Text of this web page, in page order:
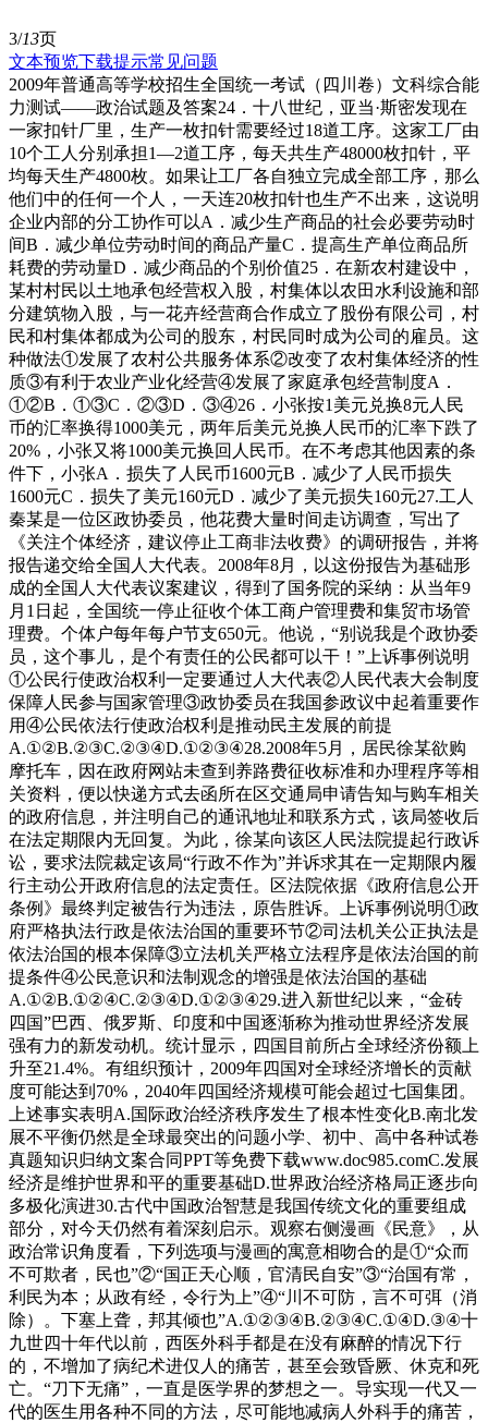
3/13页
文本预览下载提示常见问题
2009年普通高等学校招生全国统一考试（四川卷）文科综合能
力测试——政治试题及答案24．十八世纪，亚当·斯密发现在
一家扣针厂里，生产一枚扣针需要经过18道工序。这家工厂由
10个工人分别承担1—2道工序，每天共生产48000枚扣针，平
均每天生产4800枚。如果让工厂各自独立完成全部工序，那么
他们中的任何一个人，一天连20枚扣针也生产不出来，这说明
企业内部的分工协作可以A．减少生产商品的社会必要劳动时
间B．减少单位劳动时间的商品产量C．提高生产单位商品所
耗费的劳动量D．减少商品的个别价值25．在新农村建设中，
某村村民以土地承包经营权入股，村集体以农田水利设施和部
分建筑物入股，与一花卉经营商合作成立了股份有限公司，村
民和村集体都成为公司的股东，村民同时成为公司的雇员。这
种做法①发展了农村公共服务体系②改变了农村集体经济的性
质③有利于农业产业化经营④发展了家庭承包经营制度A．
①②B．①③C．②③D．③④26．小张按1美元兑换8元人民
币的汇率换得1000美元，两年后美元兑换人民币的汇率下跌了
20%，小张又将1000美元换回人民币。在不考虑其他因素的条
件下，小张A．损失了人民币1600元B．减少了人民币损失
1600元C．损失了美元160元D．减少了美元损失160元27.工人
秦某是一位区政协委员，他花费大量时间走访调查，写出了
《关注个体经济，建议停止工商非法收费》的调研报告，并将
报告递交给全国人大代表。2008年8月，以这份报告为基础形
成的全国人大代表议案建议，得到了国务院的采纳：从当年9
月1日起，全国统一停止征收个体工商户管理费和集贸市场管
理费。个体户每年每户节支650元。他说，“别说我是个政协委
员，这个事儿，是个有责任的公民都可以干！”上诉事例说明
①公民行使政治权利一定要通过人大代表②人民代表大会制度
保障人民参与国家管理③政协委员在我国参政议中起着重要作
用④公民依法行使政治权利是推动民主发展的前提
A.①②B.②③C.②③④D.①②③④28.2008年5月，居民徐某欲购
摩托车，因在政府网站未查到养路费征收标准和办理程序等相
关资料，便以快递方式去函所在区交通局申请告知与购车相关
的政府信息，并注明自己的通讯地址和联系方式，该局签收后
在法定期限内无回复。为此，徐某向该区人民法院提起行政诉
讼，要求法院裁定该局“行政不作为”并诉求其在一定期限内履
行主动公开政府信息的法定责任。区法院依据《政府信息公开
条例》最终判定被告行为违法，原告胜诉。上诉事例说明①政
府严格执法行政是依法治国的重要环节②司法机关公正执法是
依法治国的根本保障③立法机关严格立法程序是依法治国的前
提条件④公民意识和法制观念的增强是依法治国的基础
A.①②B.①②④C.②③④D.①②③④29.进入新世纪以来，“金砖
四国”巴西、俄罗斯、印度和中国逐渐称为推动世界经济发展
强有力的新发动机。统计显示，四国目前所占全球经济份额上
升至21.4%。有组织预计，2009年四国对全球经济增长的贡献
度可能达到70%，2040年四国经济规模可能会超过七国集团。
上述事实表明A.国际政治经济秩序发生了根本性变化B.南北发
展不平衡仍然是全球最突出的问题小学、初中、高中各种试卷
真题知识归纳文案合同PPT等免费下载www.doc985.comC.发展
经济是维护世界和平的重要基础D.世界政治经济格局正逐步向
多极化演进30.古代中国政治智慧是我国传统文化的重要组成
部分，对今天仍然有着深刻启示。观察右侧漫画《民意》，从
政治常识角度看，下列选项与漫画的寓意相吻合的是①“众而
不可欺者，民也”②“国正天心顺，官清民自安”③“治国有常，
利民为本；从政有经，令行为上”④“川不可防，言不可弭（消
除）。下塞上聋，邦其倾也”A.①②③④B.②③④C.①④D.③④十
九世四十年代以前，西医外科手都是在没有麻醉的情况下行
的，不增加了病纪术进仅人的痛苦，甚至会致昏厥、休克和死
亡。“刀下无痛”，一直是医学界的梦想之一。导实现一代又一
代的医生用各种不同的方法，尽可能地减病人外科手的痛苦，